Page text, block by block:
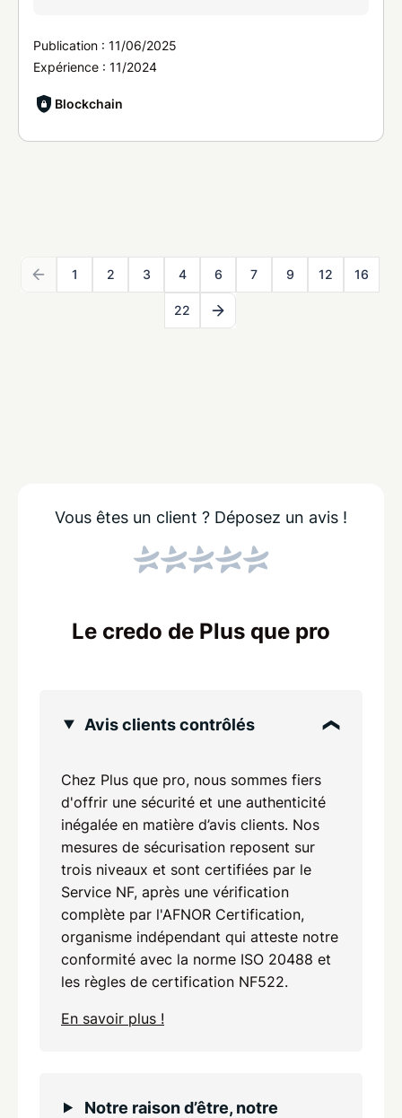
Publication : 11/06/2025
Expérience : 11/2024
Blockchain
1 2 3 4 6 7 9 12 16
22
Vous êtes un client ? Déposez un avis !
Le credo de Plus que pro
Avis clients contrôlés
Chez Plus que pro, nous sommes fiers
d'offrir une sécurité et une authenticité
inégalée en matière d’avis clients. Nos
mesures de sécurisation reposent sur
trois niveaux et sont certifiées par le
Service NF, après une vérification
complète par l'AFNOR Certification,
organisme indépendant qui atteste notre
conformité avec la norme ISO 20488 et
les règles de certification NF522.
En savoir plus !
Notre raison d’être, notre